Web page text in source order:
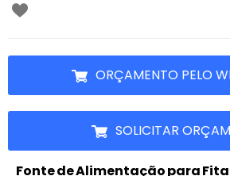
ORÇAMENTO PELO
SOLICITAR
Fonte de Alimentação para Fita